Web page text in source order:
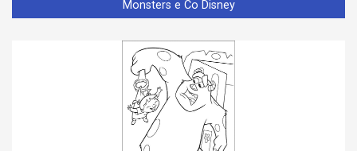
Monsters e Co Disney